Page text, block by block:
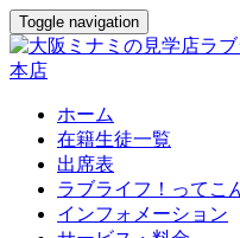
Toggle navigation
ホーム
在籍生徒一覧
出席表
ラブライフ！ってこ
インフォメーション